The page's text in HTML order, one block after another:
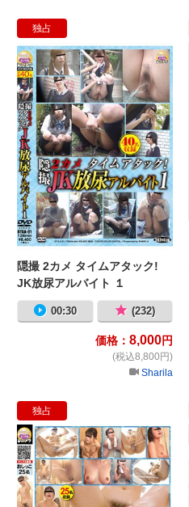
独占
隠撮 2カメ タイムアタック!
JK放尿アルバイト １
00:30 (232)
価格： 8,000円
(税込8,800円)
Sharila
独占